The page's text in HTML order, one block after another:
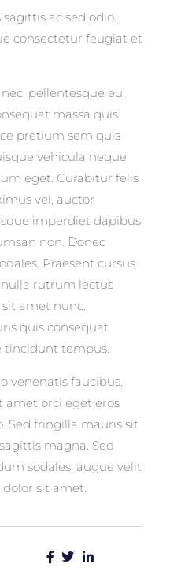
ac sed odio.
consectetur feugiat et
pellentesque eu,
massa quis
pretium sem quis
vehicula neque
eget. Curabitur felis
vel, auctor
imperdiet dapibus
non. Donec
Praesent cursus
rutrum lectus
amet nunc.
quis consequat
tincidunt tempus.
venenatis faucibus.
amet orci eget eros
Sed fringilla mauris sit
magna. Sed
sodales, augue velit
sit amet.